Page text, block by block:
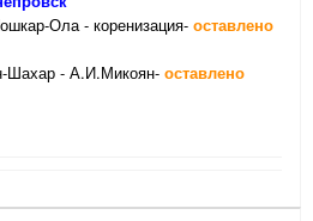
Ола - коренизация- оставлено
Шахар - А.И.Микоян- оставлено